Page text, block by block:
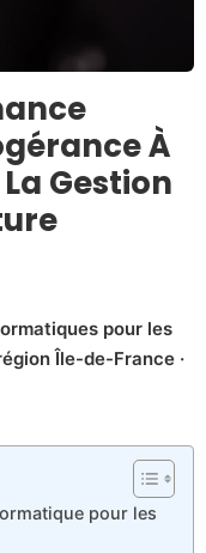
À
Gestion
pour les
Île-de-France ·
pour les